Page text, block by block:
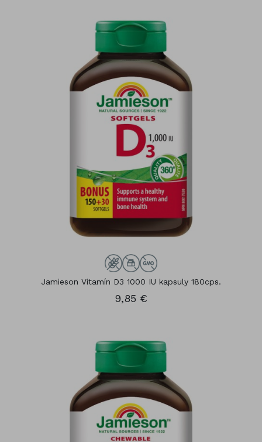
Jamieson Vitamín D3 1000 IU kapsuly 180cps.
9,85 €